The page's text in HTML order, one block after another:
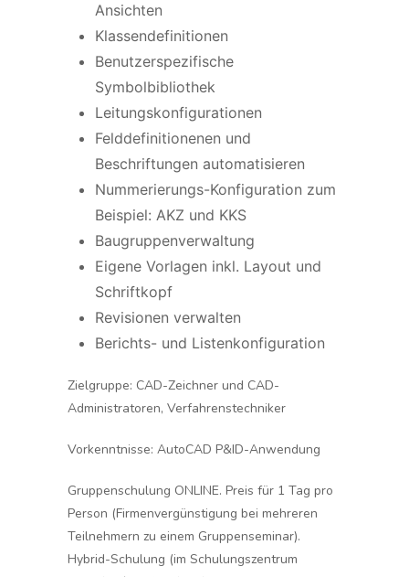
Ansichten
Klassendefinitionen
Benutzerspezifische
Symbolbibliothek
Leitungskonfigurationen
Felddefinitionenen und
Beschriftungen automatisieren
Nummerierungs-Konfiguration zum
Beispiel: AKZ und KKS
Baugruppenverwaltung
Eigene Vorlagen inkl. Layout und
Schriftkopf
Revisionen verwalten
Berichts- und Listenkonfiguration
Zielgruppe: CAD-Zeichner und CAD-
Administratoren, Verfahrenstechniker
Vorkenntnisse: AutoCAD P&ID-Anwendung
Gruppenschulung ONLINE. Preis für 1 Tag pro
Person (Firmenvergünstigung bei mehreren
Teilnehmern zu einem Gruppenseminar).
Hybrid-Schulung (im Schulungszentrum